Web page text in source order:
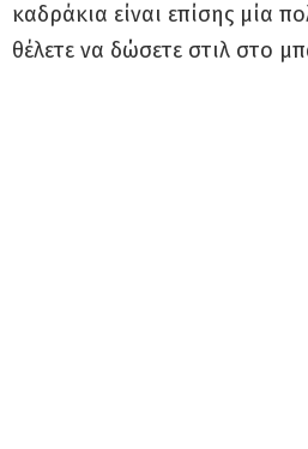
καδράκια είναι επίσης μία
θέλετε να δώσετε στιλ στο